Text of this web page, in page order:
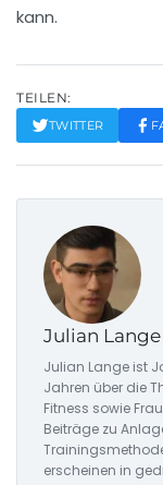
kann.
TEILEN:
TWITTER
Julian Lange
Julian Lange ist
Jahren über die
Fitness sowie
Beiträge zu
erscheinen in